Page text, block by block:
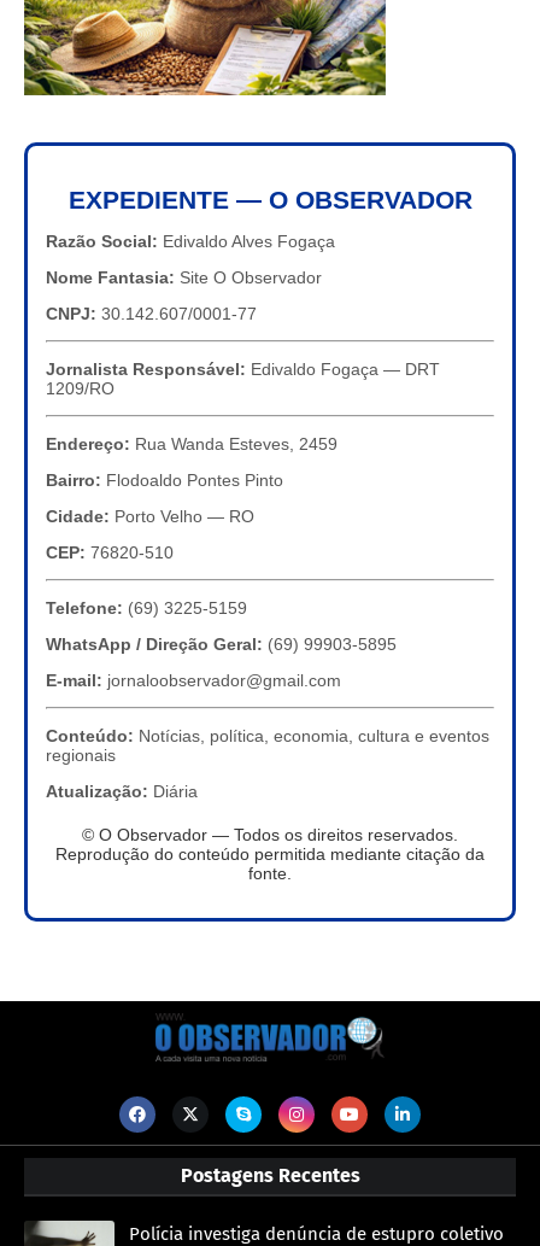
EXPEDIENTE — O OBSERVADOR
Razão Social: Edivaldo Alves Fogaça
Nome Fantasia: Site O Observador
CNPJ: 30.142.607/0001-77
Jornalista Responsável: Edivaldo Fogaça — DRT
1209/RO
Endereço: Rua Wanda Esteves, 2459
Bairro: Flodoaldo Pontes Pinto
Cidade: Porto Velho — RO
CEP: 76820-510
Telefone: (69) 3225-5159
WhatsApp / Direção Geral: (69) 99903-5895
E-mail: jornaloobservador@gmail.com
Conteúdo: Notícias, política, economia, cultura e eventos
regionais
Atualização: Diária
© O Observador — Todos os direitos reservados.
Reprodução do conteúdo permitida mediante citação da
fonte.
Postagens Recentes
Polícia investiga denúncia de estupro coletivo